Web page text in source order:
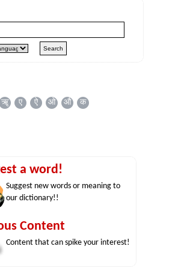
ॠ ए ऐ ओ औ
क
a word!
Suggest new words or meaning to
our dictionary!!
Content
Content that can spike your interest!